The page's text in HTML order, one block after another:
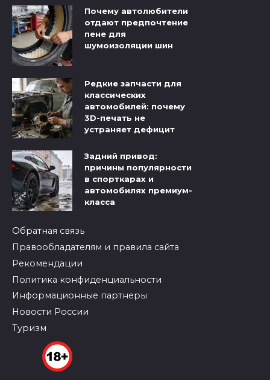
Почему автолюбители
отдают предпочтение
пене для
шумоизоляции шин
Редкие запчасти для
классических
автомобилей: почему
3D-печать не
устраняет дефицит
Задний привод:
причины популярности
в спорткарах и
автомобилях премиум-
класса
Обратная связь
Правообладателям и правила сайта
Рекомендации
Политика конфиденциальности
Информационные партнеры
Новости России
Туризм